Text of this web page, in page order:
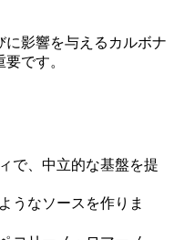
影響を与えるカルボナ
です。
で、中立的な基盤を提
うなソースを作りま